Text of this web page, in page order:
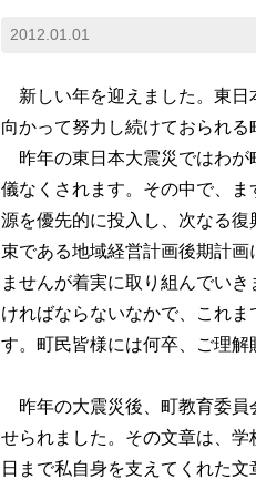
2012.01.01
新しい年を迎えました。東日
向かって努力し続けておられる
昨年の東日本大震災ではわが
儀なくされます。その中で、
源を優先的に投入し、次なる
束である地域経営計画後期計
ませんが着実に取り組んでい
ければならないなかで、これ
す。町民皆様には何卒、ご理解
昨年の大震災後、町教育委員
せられました。その文章は、
日まで私自身を支えてくれた